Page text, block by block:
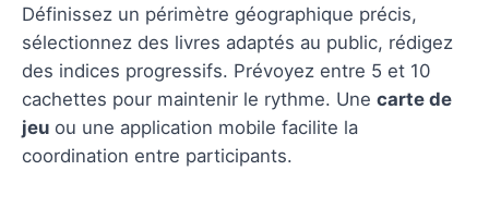
Définissez un périmètre géographique précis,
sélectionnez des livres adaptés au public, rédigez
des indices progressifs. Prévoyez entre 5 et 10
cachettes pour maintenir le rythme. Une carte de
jeu ou une application mobile facilite la
coordination entre participants.